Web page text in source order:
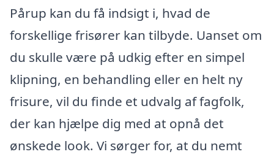
Pårup kan du få indsigt i, hvad de
forskellige frisører kan tilbyde. Uanset om
du skulle være på udkig efter en simpel
klipning, en behandling eller en helt ny
frisure, vil du finde et udvalg af fagfolk,
der kan hjælpe dig med at opnå det
ønskede look. Vi sørger for, at du nemt